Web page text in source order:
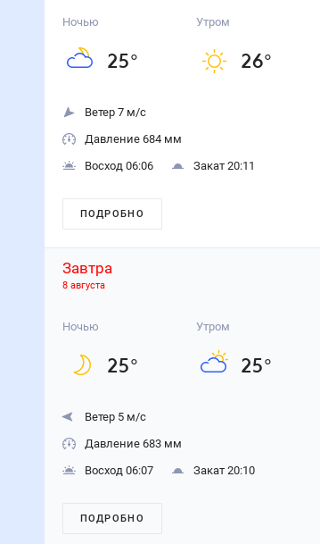
Ночью
25°
Утром
26°
Ветер 7 м/с
Давление 684 мм
Восход 06:06
Закат 20:11
ПОДРОБНО
Завтра
8 августа
Ночью
25°
Утром
25°
Ветер 5 м/с
Давление 683 мм
Восход 06:07
Закат 20:10
ПОДРОБНО